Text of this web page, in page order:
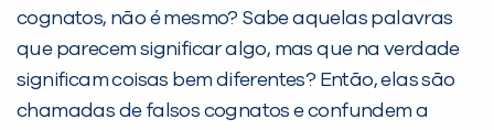
cognatos, não é mesmo? Sabe aquelas palavras
que parecem significar algo, mas que na verdade
significam coisas bem diferentes? Então, elas são
chamadas de falsos cognatos e confundem a
PEÇA UMA DEMONSTRAÇÃO DE MÉTODO